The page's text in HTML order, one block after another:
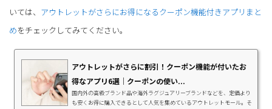
いては、 アウトレットがさらにお得になるクーポン機能付きアプリまと
めをチェックしてみてください。
アウトレットがさらに割引！クーポン機能が付いたお
得なアプリ6選｜クーポンの使い...
国内外の高級ブランド品や海外ラグジュアリーブランドなどを、定価より
も安くお得に購入できるとして人気を集めているアウトレットモール。そ